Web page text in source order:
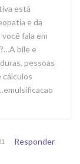
está
e da
fala em
bile e
pessoas
cálculos
Responder